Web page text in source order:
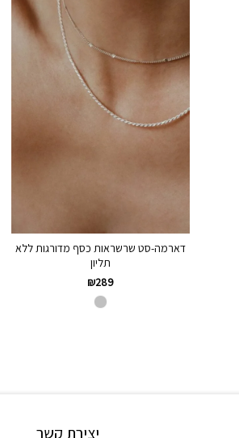
דארמה-סט שרשראות כסף מדורגות ללא
תליון
₪289
יצירת קשר